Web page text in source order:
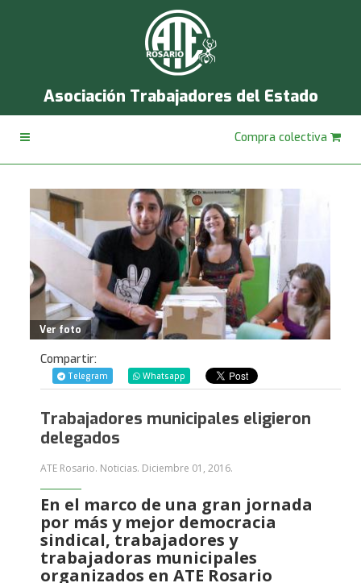
Asociación Trabajadores del Estado
Compra colectiva
Ver foto
Compartir:
Telegram Whatsapp
Trabajadores municipales eligieron
delegados
ATE Rosario. Noticias. Diciembre 01, 2016.
En el marco de una gran jornada
por más y mejor democracia
sindical, trabajadores y
trabajadoras municipales
organizados en ATE Rosario